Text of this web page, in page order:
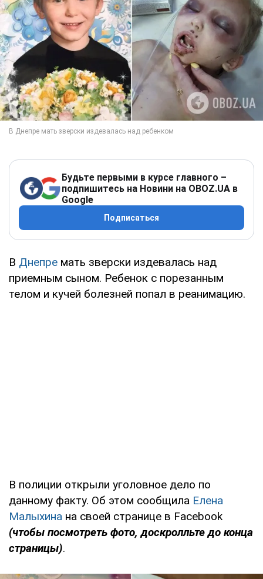
Будьте первыми в курсе главного –
подпишитесь на Новини на OBOZ.UA в
Google
Подписаться
В Днепре мать зверски издевалась над
приемным сыном. Ребенок с порезанным
телом и кучей болезней попал в реанимацию.
В полиции открыли уголовное дело по
данному факту. Об этом сообщила Елена
Малыхина на своей странице в Facebook
(чтобы посмотреть фото, доскролльте до конца
страницы).